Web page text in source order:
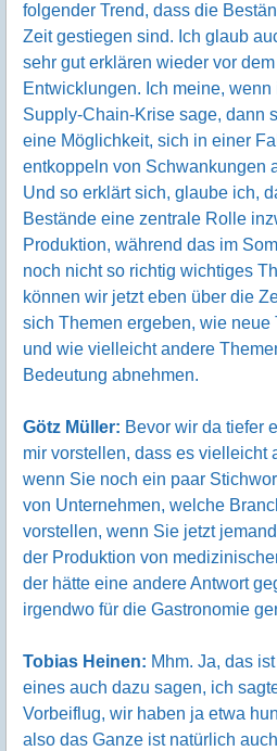
folgender Trend, dass die
Zeit gestiegen sind. Ich glaub
sehr gut erklären wieder vor
Entwicklungen. Ich meine,
Supply-Chain-Krise sage, dann
eine Möglichkeit, sich in einer
entkoppeln von Schwankungen
Und so erklärt sich, glaube ich,
Bestände eine zentrale Rolle
Produktion, während das im
noch nicht so richtig wichtiges
können wir jetzt eben über die
sich Themen ergeben, wie
und wie vielleicht andere
Bedeutung abnehmen.
Götz Müller: Bevor wir da tiefer
mir vorstellen, dass es vielleicht
wenn Sie noch ein paar
von Unternehmen, welche
vorstellen, wenn Sie jetzt
der Produktion von
der hätte eine andere Antwort
irgendwo für die Gastronomie
Tobias Heinen: Mhm. Ja, das
eines auch dazu sagen, ich
Vorbeiflug, wir haben ja etwa
also das Ganze ist natürlich